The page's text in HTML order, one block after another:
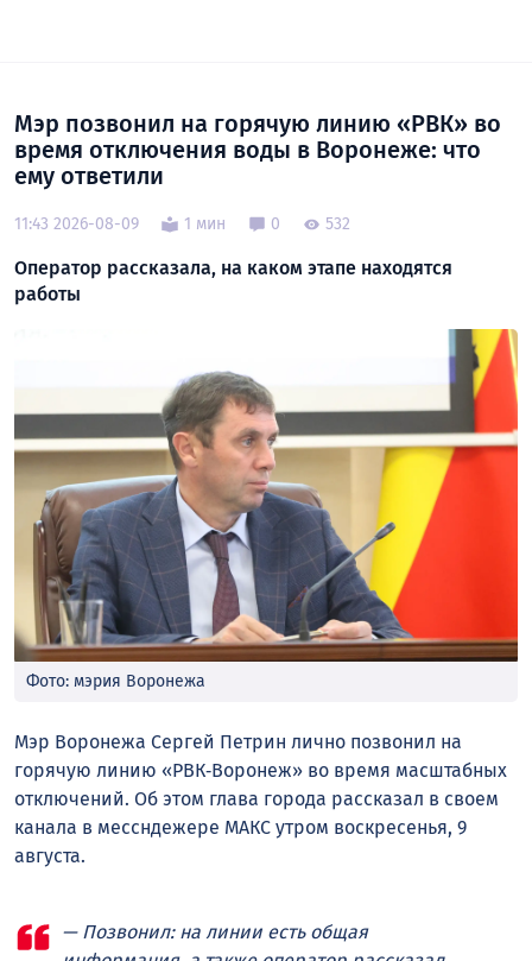
Мэр позвонил на горячую линию «РВК» во
время отключения воды в Воронеже: что
ему ответили
11:43 2026-08-09 1 мин 0 532
Оператор рассказала, на каком этапе находятся
работы
Фото: мэрия Воронежа
Мэр Воронежа Сергей Петрин лично позвонил на
горячую линию «РВК‑Воронеж» во время масштабных
отключений. Об этом глава города рассказал в своем
канала в мессндежере МАКС утром воскресенья, 9
августа.
— Позвонил: на линии есть общая